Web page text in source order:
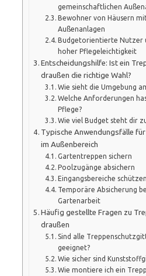
gemeinschaftlichen
Bewohner von Häusern
Außenanlagen
Budgetorientierte Nutzer
hoher Pflegeleichtigkeit
Entscheidungshilfe: Ist ein
draußen die richtige Wahl?
Wie sieht die Umgebung
Welche Anforderungen
Pflege?
Wie viel Budget steht dir
Typische Anwendungsfälle
im Außenbereich
Gartentreppen sichern
Poolzugänge absichern
Eingangsbereiche schützen
Temporäre Absicherung
Gartenarbeit
Häufig gestellte Fragen zu
draußen
Sind alle
geeignet?
Wie sicher sind
Wie montiere ich ein